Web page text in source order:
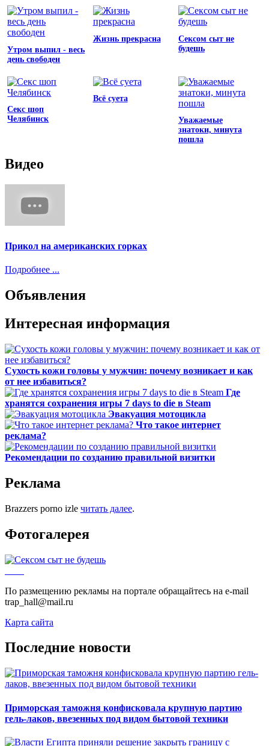
Утром выпил - весь
день свободен
Жизнь прекрасна
Сексом сыт не
будешь
Секс шоп
Челябинск
Всё суета
Уважаемые
знатоки, минута
пошла
Видео
Прикол на американских горках
Подробнее ...
Объявления
Интересная информация
Сухость кожи головы у мужчин: почему возникает и как
от нее избавиться?
Где
хранятся сохранения игры 7 days to die в Steam
Эвакуация мотоцикла
Что такое интернет
реклама?
Рекомендации по созданию правильной визитки
Реклама
Brazzers porno izle читать далее.
Фотогалерея
По размещению рекламы на портале обращайтесь на e-mail
trap_hall@mail.ru
Карта сайта
Последние новости
Приморская таможня конфисковала крупную партию
гель-лаков, ввезенных под видом бытовой техники